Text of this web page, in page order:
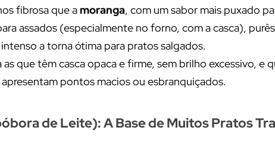
fibrosa que a moranga, com um sabor mais puxado
assados (especialmente no forno, com a casca),
a torna ótima para pratos salgados.
as que têm casca opaca e firme, sem brilho excessivo, e
pontos macios ou esbranquiçados.
de Leite): A Base de Muitos Pratos